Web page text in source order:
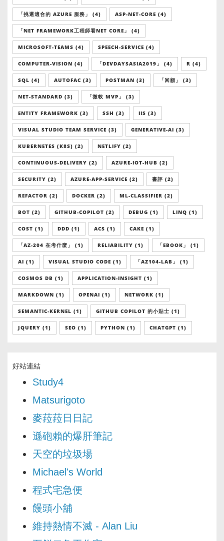
「挑選適合的 AZURE 服務」 (4) ASP-NET-CORE (4)
「NET FRAMEWORK工程師看NET CORE」 (4)
MICROSOFT-TEAMS (4) SPEECH-SERVICE (4)
COMPUTER-VISION (4) 「DEVDAYSASIA2019」 (4) R (4)
SQL (4) AUTOFAC (3) POSTMAN (3) 「回顧」 (3)
NET-STANDARD (3) 「微軟 MVP」 (3)
ENTITY FRAMEWORK (3) SSH (3) IIS (3)
VISUAL STUDIO TEAM SERVICE (3) GENERATIVE-AI (3)
KUBERNETES (K8S) (2) NETLIFY (2)
CONTINUOUS-DELIVERY (2) AZURE-IOT-HUB (2)
SECURITY (2) AZURE-APP-SERVICE (2) 書評 (2)
REFACTOR (2) DOCKER (2) ML-CLASSIFIER (2)
BOT (2) GITHUB-COPILOT (2) DEBUG (1) LINQ (1)
COST (1) DDD (1) ACS (1) CAKE (1)
「AZ-204 在考什麼」 (1) RELIABILITY (1) 「EBOOK」 (1)
AI (1) VISUAL STUDIO CODE (1) 「AZ104-LAB」 (1)
COSMOS DB (1) APPLICATION-INSIGHT (1)
MARKDOWN (1) OPENAI (1) NETWORK (1)
SEMANTIC-KERNEL (1) GITHUB COPILOT 的小貼士 (1)
JQUERY (1) SEO (1) PYTHON (1) CHATGPT (1)
好站連結
Study4
Matsurigoto
麥菈菈日日記
遜砲賴的爆肝筆記
天空的垃圾場
Michael's World
程式宅急便
饅頭小舖
維持熱情不滅 - Alan Liu